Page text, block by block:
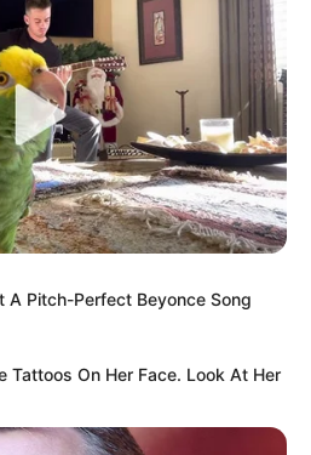
A Pitch-Perfect Beyonce Song
Tattoos On Her Face. Look At Her